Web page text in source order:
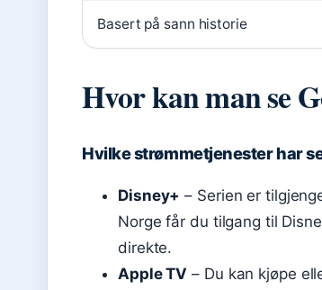
Basert på sann historie
Hvor kan man se
Hvilke strømmetjenester har
Disney+ – Serien er
Norge får du tilgang til
direkte.
Apple TV – Du kan kjøpe